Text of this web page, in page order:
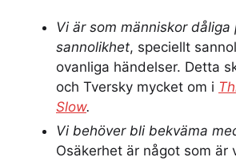
Vi är som människor
sannolikhet, speciellt
ovanliga händelser. Detta
och Tversky mycket om i
Slow.
Vi behöver bli bekväma
Osäkerhet är något som är